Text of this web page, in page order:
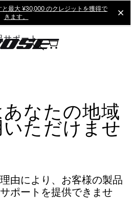
と最大 ¥30,000 のクレジットを獲得で
きます。
サポート
なたの地域
ただけませ
由により、お客様の製品
ポートを提供できませ